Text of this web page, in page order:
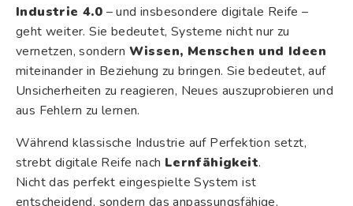
Industrie 4.0 – und insbesondere digitale Reife –
geht weiter. Sie bedeutet, Systeme nicht nur zu
vernetzen, sondern Wissen, Menschen und Ideen
miteinander in Beziehung zu bringen. Sie bedeutet, auf
Unsicherheiten zu reagieren, Neues auszuprobieren und
aus Fehlern zu lernen.
Während klassische Industrie auf Perfektion setzt,
strebt digitale Reife nach Lernfähigkeit.
Nicht das perfekt eingespielte System ist
entscheidend, sondern das anpassungsfähige,